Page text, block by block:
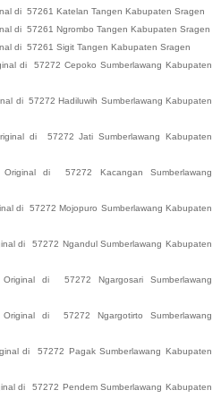
di 57261 Katelan Tangen Kabupaten Sragen
di 57261 Ngrombo Tangen Kabupaten Sragen
di 57261 Sigit Tangen Kabupaten Sragen
di 57272 Cepoko Sumberlawang Kabupaten
di 57272 Hadiluwih Sumberlawang Kabupaten
di 57272 Jati Sumberlawang
Kabupaten
Original di 57272 Kacangan
Sumberlawang
di 57272 Mojopuro Sumberlawang Kabupaten
di 57272 Ngandul Sumberlawang Kabupaten
Original di 57272 Ngargosari
Sumberlawang
Original di 57272 Ngargotirto
Sumberlawang
di 57272 Pagak Sumberlawang
Kabupaten
di 57272 Pendem Sumberlawang Kabupaten